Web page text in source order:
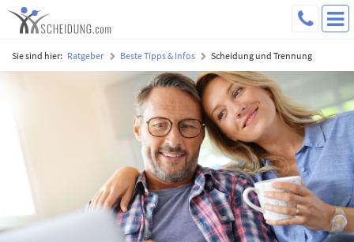
Sie sind hier: Ratgeber Beste Tipps & Infos Scheidung und Trennung